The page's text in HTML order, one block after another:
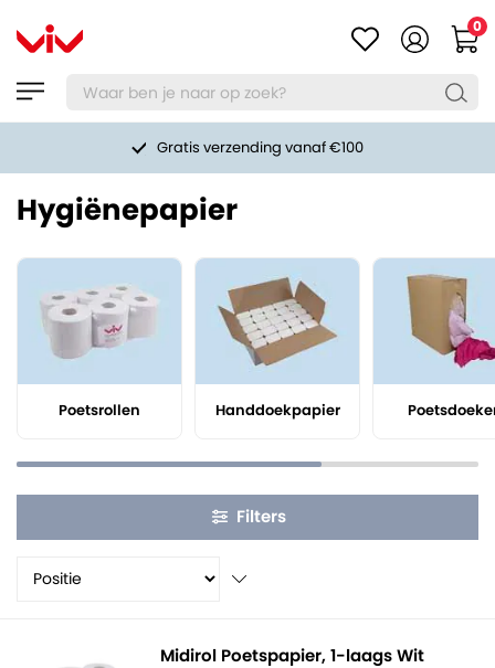
0
Gratis verzending vanaf €100
Hygiënepapier
Poetsrollen Handdoekpapier
Filters
Midirol Poetspapier, 1-laags Wit